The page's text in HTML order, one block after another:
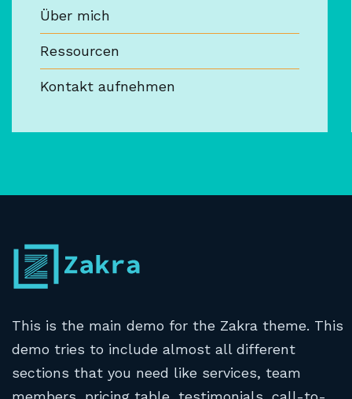
Über mich
Ressourcen
Kontakt aufnehmen
This is the main demo for the Zakra theme. This
demo tries to include almost all different
sections that you need like services, team